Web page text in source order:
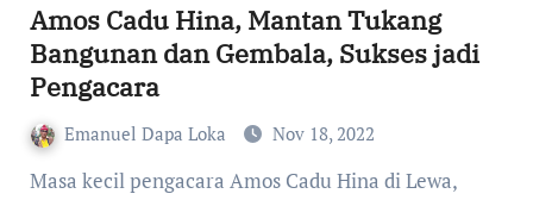
Amos Cadu Hina, Mantan Tukang
Bangunan dan Gembala, Sukses jadi
Pengacara
Emanuel Dapa Loka Nov 18, 2022
Masa kecil pengacara Amos Cadu Hina di Lewa,